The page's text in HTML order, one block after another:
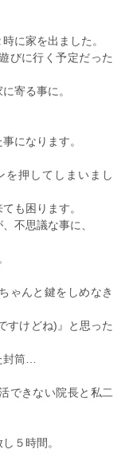
に家を出ました。
びに行く予定だった
寄る事に。
になります。
を押してしまいまし
も困ります。
不思議な事に、
ゃんと鍵をしめなき
すけどね)』と思った
筒…
できない院長と私二
５時間。